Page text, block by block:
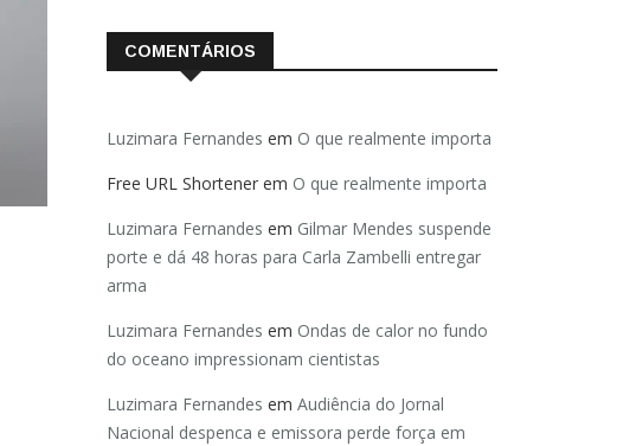
COMENTÁRIOS
Luzimara Fernandes em O que realmente importa
Free URL Shortener em O que realmente importa
Luzimara Fernandes em Gilmar Mendes suspende
porte e dá 48 horas para Carla Zambelli entregar
arma
Luzimara Fernandes em Ondas de calor no fundo
do oceano impressionam cientistas
Luzimara Fernandes em Audiência do Jornal
Nacional despenca e emissora perde força em